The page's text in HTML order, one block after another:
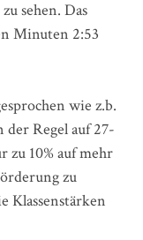
sehen. Das
Minuten 2:53
wie z.b.
der Regel auf 27-
zu 10% auf mehr
zu
Klassenstärken